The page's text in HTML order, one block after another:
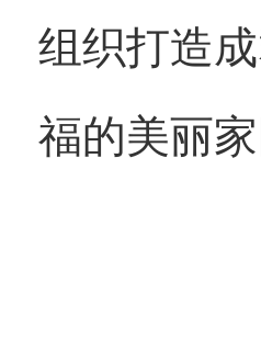
组织打造
福的美丽家